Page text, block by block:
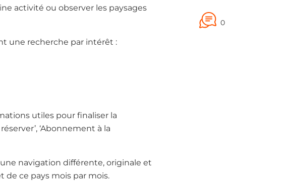
0
activité ou observer les paysages
une recherche par intérêt :
utiles pour finaliser la
‘Abonnement à la
navigation différente, originale et
ce pays mois par mois.